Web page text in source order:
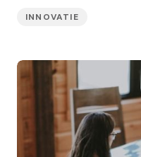
INNOVATIE